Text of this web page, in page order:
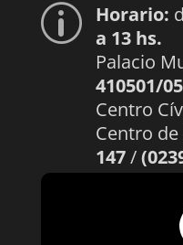
p Horario:
a 13 hs.
Palacio
410501/05
Centro
Centro
147/